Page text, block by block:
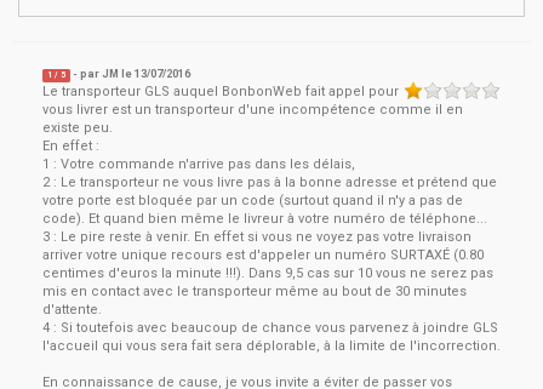
1 / 5 - par JM le13/07/2016
Le transporteur GLS auquel BonbonWeb fait appel pour
vous livrer est un transporteur d'une incompétence comme il en
existe peu.
En effet :
1 : Votre commande n'arrive pas dans les délais,
2 : Le transporteur ne vous livre pas à la bonne adresse et prétend que
votre porte est bloquée par un code (surtout quand il n'y a pas de
code). Et quand bien même le livreur à votre numéro de téléphone...
3 : Le pire reste à venir. En effet si vous ne voyez pas votre livraison
arriver votre unique recours est d'appeler un numéro SURTAXÉ (0.80
centimes d'euros la minute !!!). Dans 9,5 cas sur 10 vous ne serez pas
mis en contact avec le transporteur même au bout de 30 minutes
d'attente.
4 : Si toutefois avec beaucoup de chance vous parvenez à joindre GLS
l'accueil qui vous sera fait sera déplorable, à la limite de l'incorrection.
En connaissance de cause, je vous invite a éviter de passer vos